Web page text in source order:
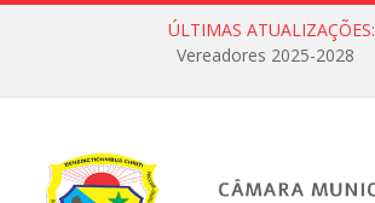
ÚLTIMAS ATUALIZAÇÕES:
Vereadores 2025-2028